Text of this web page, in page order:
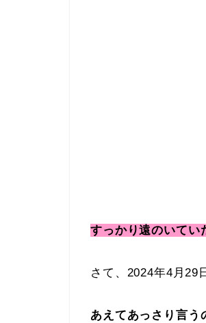
すっかり遠のいてい
さて、2024年4月29
あえてあっさり言う